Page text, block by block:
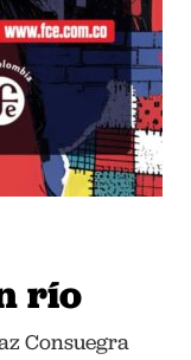
río
Consuegra